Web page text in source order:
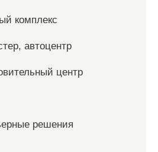
комплекс
автоцентр
центр
решения